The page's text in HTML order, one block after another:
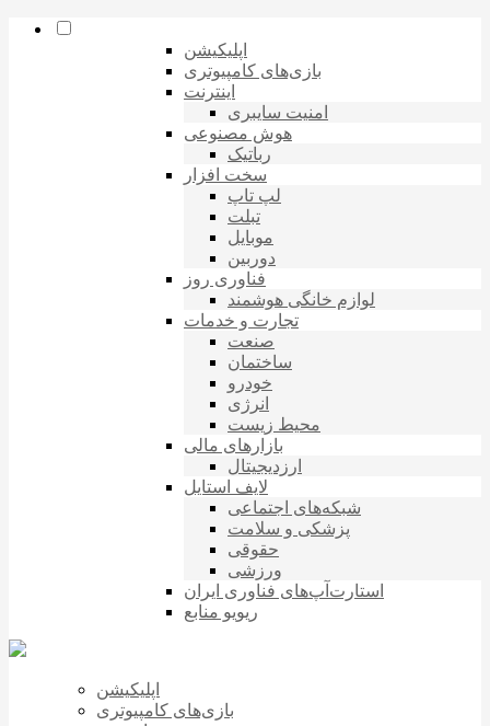
اپلیکیشن
بازی‌های کامپیوتری
اینترنت
امنیت سایبری
هوش مصنوعی
رباتیک
سخت افزار
لپ تاپ
تبلت
موبایل
دوربین
فناوری روز
لوازم خانگی هوشمند
تجارت و خدمات
صنعت
ساختمان
خودرو
انرژی
محیط زیست
بازارهای مالی
ارزدیجیتال
لایف استایل
شبکه‌های اجتماعی
پزشکی و سلامت
حقوقی
ورزشی
استارت‌آپ‌های فناوری ایران
ریویو منابع
اپلیکیشن
بازی‌های کامپیوتری